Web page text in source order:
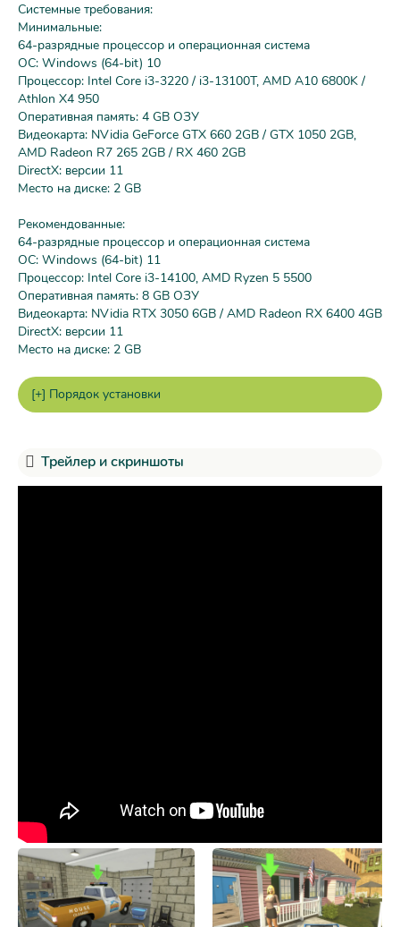
Системные требования:
Минимальные:
64-разрядные процессор и операционная система
ОС: Windows (64-bit) 10
Процессор: Intel Core i3-3220 / i3-13100T, AMD A10 6800K /
Athlon X4 950
Оперативная память: 4 GB ОЗУ
Видеокарта: NVidia GeForce GTX 660 2GB / GTX 1050 2GB,
AMD Radeon R7 265 2GB / RX 460 2GB
DirectX: версии 11
Место на диске: 2 GB
Рекомендованные:
64-разрядные процессор и операционная система
ОС: Windows (64-bit) 11
Процессор: Intel Core i3-14100, AMD Ryzen 5 5500
Оперативная память: 8 GB ОЗУ
Видеокарта: NVidia RTX 3050 6GB / AMD Radeon RX 6400 4GB
DirectX: версии 11
Место на диске: 2 GB
Трейлер и скриншоты